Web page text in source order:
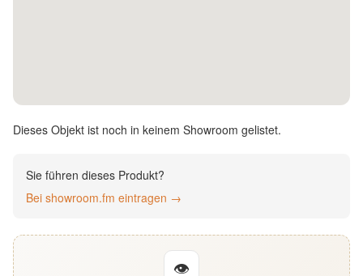
English
Deutsch
Dieses Objekt ist noch in keinem Showroom gelistet.
Sie führen dieses Produkt?
Bei showroom.fm eintragen →
👁